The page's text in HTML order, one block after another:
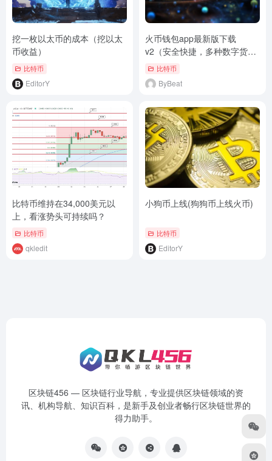
挖一枚以太币的成本（挖以太
币收益）
比特币
EditorY
火币钱包app最新版下载
v2（安全快捷，多种数字货币
支持）
比特币
ByBeat
比特币维持在34,000美元以
上，看涨势头可持续吗？
比特币
qkledit
小狗币上线(狗狗币上线火币)
比特币
EditorY
区块链456 — 区块链行业导航，专业提供区块链领域的资
讯、机构导航、知识百科，是新手及创业者畅行区块链世界的
得力助手。